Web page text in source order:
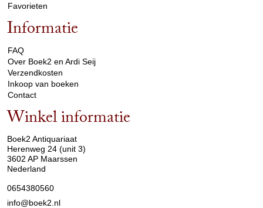
Favorieten
Informatie
FAQ
Over Boek2 en Ardi Seij
Verzendkosten
Inkoop van boeken
Contact
Winkel informatie
Boek2 Antiquariaat
Herenweg 24 (unit 3)
3602 AP Maarssen
Nederland
0654380560
info@boek2.nl